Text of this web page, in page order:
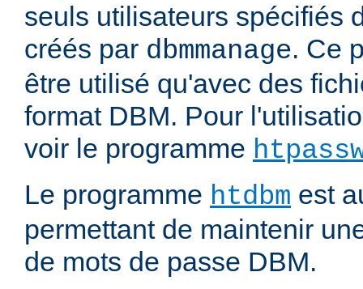
seuls utilisateurs spécifiés
créés par dbmmanage. Ce
être utilisé qu'avec des
format DBM. Pour
voir le programme
Le programme htdbm est
permettant de maintenir
de mots de passe DBM.